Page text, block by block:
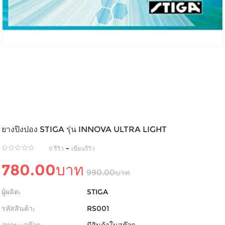
ยางปิงปอง STIGA รุ่น INNOVA ULTRA LIGHT
0 รีวิว - เขียนรีวิว
780.00บาท 990.00บาท
ผู้ผลิต:
STIGA
รหัสสินค้า:
RS001